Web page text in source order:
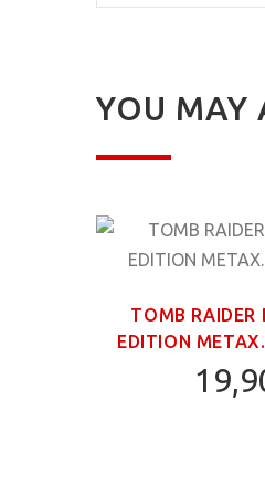
YOU MAY
TOMB RAIDER
EDITION ΜΕΤΑΧ.